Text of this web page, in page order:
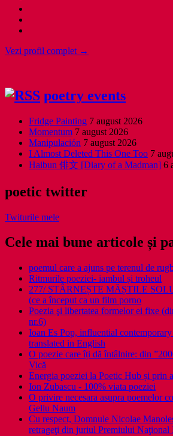
Vezi profil complet →
poetry events
Fridge Painting 7 august 2026
Momentum 7 august 2026
Manipulación 7 august 2026
I Almost Deleted This One Too 7
Haibun 俳文 [Diary of a Madman] 6
poetic twitter
Twiturile mele
Cele mai bune articole și
poemul care a ajuns pe terenul de
Ritmurile poeziei- iambul și troheul
277/ STÂRNEȘTE MĂȘTILE
(ce a început ca un film porno
Poezia şi libertatea formelor ei fixe
nr.6)
Ioan Es Pop, influential
translated in English
O poezie care îți dă întâlnire: din
Vică
Energia poeziei la Poetic Hub și prin
Ion Zubascu - 100% viata poeziei
O privire necesara asupra poemelor
Gellu Naum
Cu respect, Domnule Nicolae
retrageţi din juriul Premiului Naţional